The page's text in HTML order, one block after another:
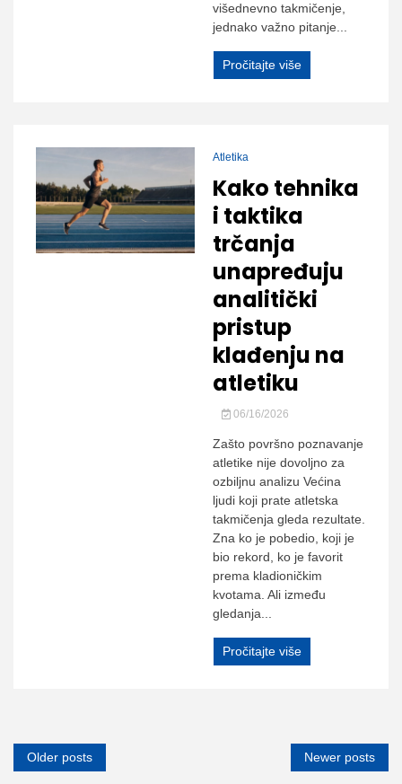
višednevno takmičenje,
jednako važno pitanje...
Pročitajte više
Atletika
Kako tehnika
i taktika
trčanja
unapređuju
analitički
pristup
klađenju na
atletiku
06/16/2026
Zašto površno poznavanje
atletike nije dovoljno za
ozbiljnu analizu Većina
ljudi koji prate atletska
takmičenja gleda rezultate.
Zna ko je pobedio, koji je
bio rekord, ko je favorit
prema kladioničkim
kvotama. Ali između
gledanja...
Pročitajte više
Posts
Older posts Newer posts